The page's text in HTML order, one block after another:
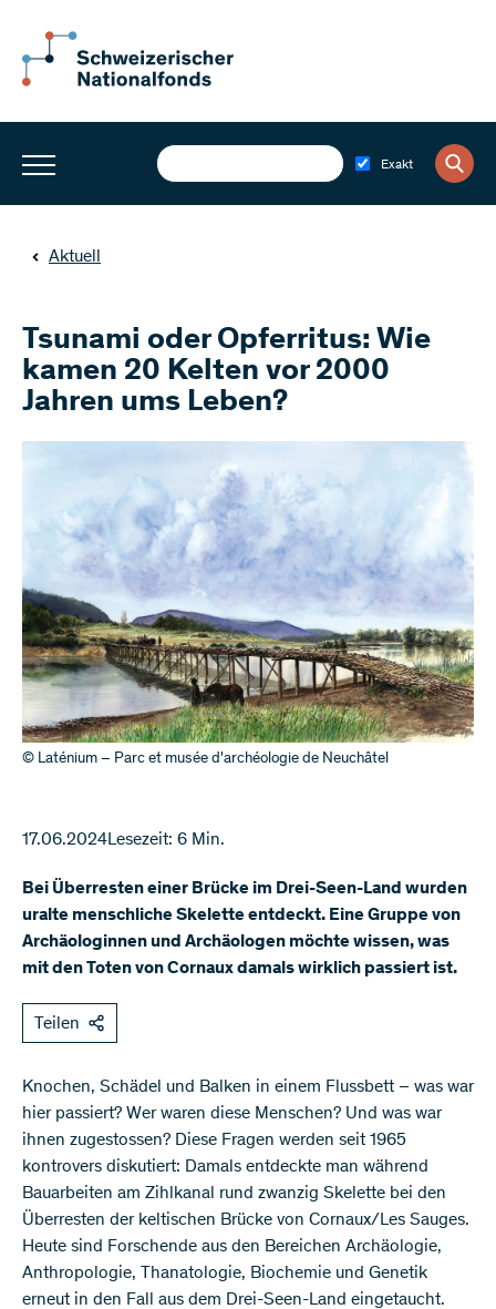
Exakt
Aktuell
Tsunami oder Opferritus: Wie
kamen 20 Kelten vor 2000
Jahren ums Leben?
© Laténium – Parc et musée d'archéologie de Neuchâtel
17.06.2024Lesezeit: 6 Min.
Bei Überresten einer Brücke im Drei-Seen-Land wurden
uralte menschliche Skelette entdeckt. Eine Gruppe von
Archäologinnen und Archäologen möchte wissen, was
mit den Toten von Cornaux damals wirklich passiert ist.
Teilen
Knochen, Schädel und Balken in einem Flussbett – was war
hier passiert? Wer waren diese Menschen? Und was war
ihnen zugestossen? Diese Fragen werden seit 1965
kontrovers diskutiert: Damals entdeckte man während
Bauarbeiten am Zihlkanal rund zwanzig Skelette bei den
Überresten der keltischen Brücke von Cornaux/Les Sauges.
Heute sind Forschende aus den Bereichen Archäologie,
Anthropologie, Thanatologie, Biochemie und Genetik
erneut in den Fall aus dem Drei-Seen-Land eingetaucht.